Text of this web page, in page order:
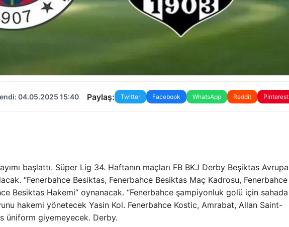
04.05.2025 15:40 Paylaş: Twitter Facebook WhatsApp Reddit Pinterest
başlattı. Süper Lig 34. Haftanın maçları FB BKJ Derby Beşiktas Avrupa
“Fenerbahce Besiktas, Fenerbahce Besiktas Maç Kadrosu, Fenerbahce
Besiktas Hakemi” oynanacak. “Fenerbahce şampiyonluk golü için sahada
hakemi yönetecek Yasin Kol. Fenerbahce Kostic, Amrabat, Allan Saint-
üniform giyemeyecek. Derby.